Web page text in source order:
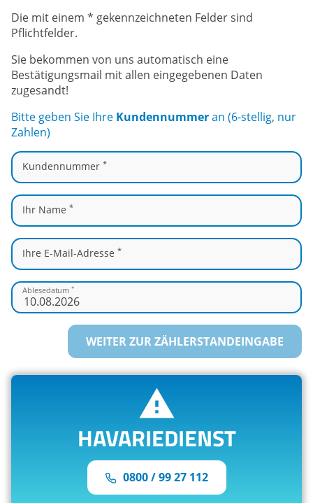
Die mit einem * gekennzeichneten Felder sind
Pflichtfelder.
Sie bekommen von uns automatisch eine
Bestätigungsmail mit allen eingegebenen Daten
zugesandt!
Bitte geben Sie Ihre Kundennummeran (6-stellig, nur
Zahlen)
Kundennummer *
Ihr Name *
Ihre E-Mail-Adresse *
Ablesedatum *
WEITER ZUR ZÄHLERSTANDEINGABE
HAVARIEDIENST
0800 / 99 27 112